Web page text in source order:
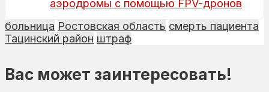
аэродромы с помощью FPV-дронов
больница Ростовская область смерть пациента
Тацинский район штраф
Вас может заинтересовать!